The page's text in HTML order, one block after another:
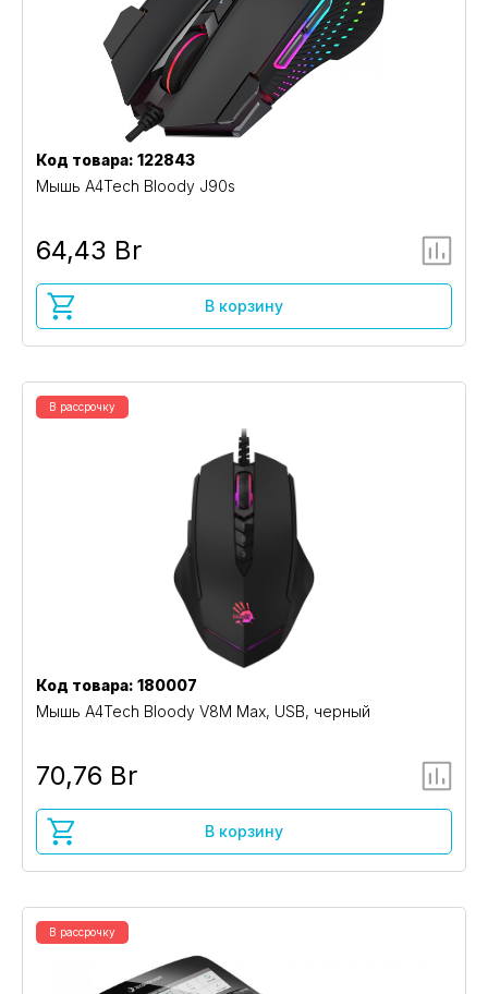
Код товара: 122843
Мышь A4Tech Bloody J90s
64,43 Br
В корзину
В рассрочку
Код товара: 180007
Мышь A4Tech Bloody V8M Max, USB, черный
70,76 Br
В корзину
В рассрочку